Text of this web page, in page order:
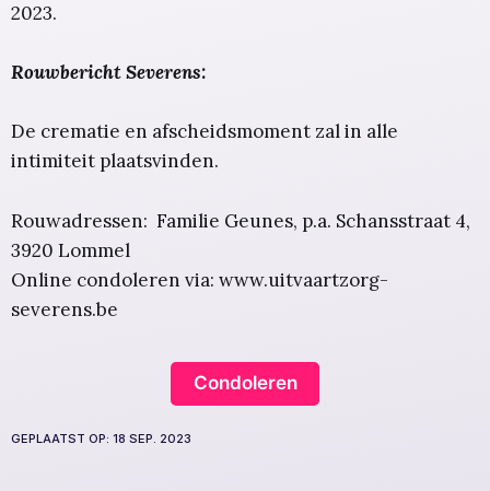
2023.
Rouwbericht Severens:
De crematie en afscheidsmoment zal in alle
intimiteit plaatsvinden.
Rouwadressen: Familie Geunes, p.a. Schansstraat 4,
3920 Lommel
Online condoleren via: www.uitvaartzorg-
severens.be
Condoleren
GEPLAATST OP: 18 SEP. 2023